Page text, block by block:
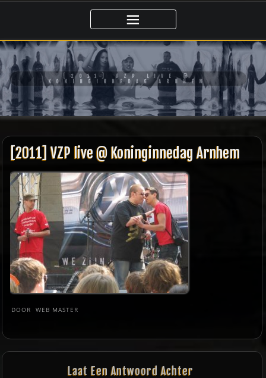
de
inhoud
[2011] VZP LIVE @
KONINGINNEDAG ARNHEM
[2011] VZP live @ Koninginnedag Arnhem
DOOR WEB MASTER
Laat Een Antwoord Achter